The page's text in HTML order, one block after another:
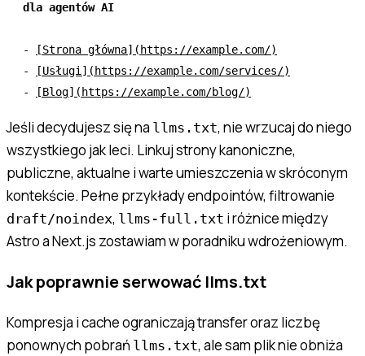
dla agentów AI
- [Strona główna](https://example.com/)
-
[Usługi ](https://example.com/services/)
-
[Blog](https://example.com/blog/)
Jeśli decydujesz się na llms.txt, nie wrzucaj do niego
wszystkiego jak leci. Linkuj strony kanoniczne,
publiczne, aktualne i warte umieszczenia w skróconym
kontekście. Pełne przykłady endpointów, filtrowanie
draft/noindex, llms-full.txt i różnice między
Astro a Next.js zostawiam w poradniku wdrożeniowym.
Jak poprawnie serwować llms.txt
Kompresja i cache ograniczają transfer oraz liczbę
ponownych pobrań llms.txt, ale sam plik nie obniża